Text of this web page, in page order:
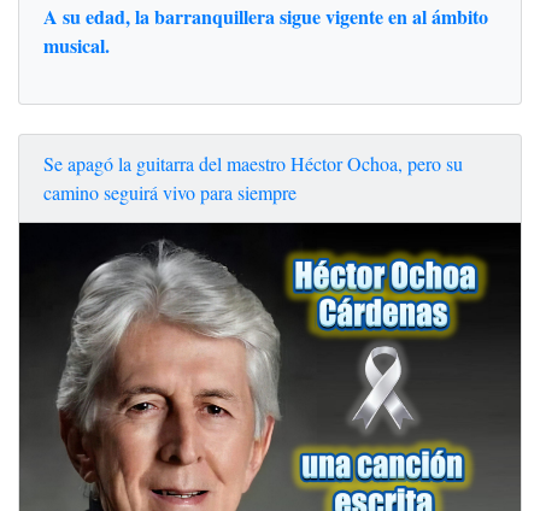
A su edad, la barranquillera sigue vigente en al ámbito
musical.
Se apagó la guitarra del maestro Héctor Ochoa, pero su
camino seguirá vivo para siempre